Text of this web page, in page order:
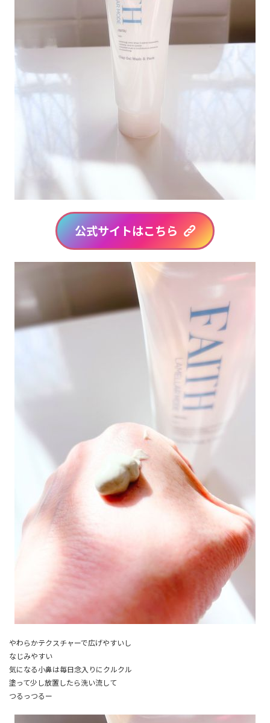
公式サイトはこちら
やわらかテクスチャーで広げやすいし
なじみやすい
気になる小鼻は毎日念入りにクルクル
塗って少し放置したら洗い流して
つるっつるー